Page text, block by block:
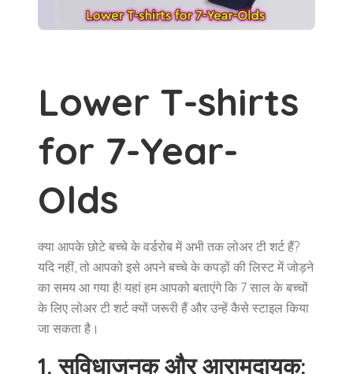
Lower T-shirts
for 7-Year-
Olds
क्या आपके छोटे बच्चे के वर्डरोब में अभी तक लोअर टी शर्ट हैं?
यदि नहीं, तो आपको इसे अपने बच्चे के कपड़ों की लिस्ट में जोड़ने
का समय आ गया है! यहां हम आपको बताएंगे कि 7 साल के बच्चों
के लिए लोअर टी शर्ट क्यों जरूरी हैं और उन्हें कैसे स्टाइल किया
जा सकता है।
1. सुविधाजनक और आरामदायक: